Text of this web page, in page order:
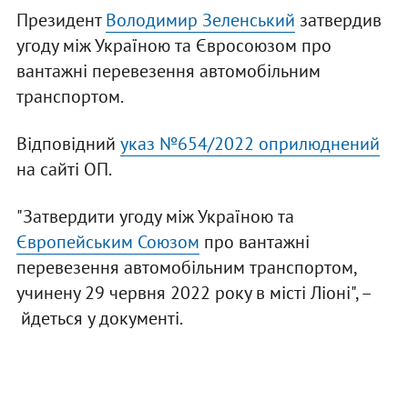
ПрезидентВолодимир Зеленський затвердив
угоду між Україною та Євросоюзом про
вантажні перевезення автомобільним
транспортом.
Відповідний указ №654/2022 оприлюднений
на сайті ОП.
"Затвердити угоду між Україною та
Європейським Союзом про вантажні
перевезення автомобільним транспортом,
учинену 29 червня 2022 року в місті Ліоні", –
йдеться у документі.